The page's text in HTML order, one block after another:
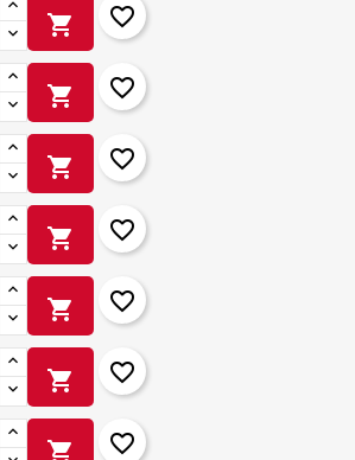
shopping_cart favorite_border
shopping_cart favorite_border
shopping_cart favorite_border
shopping_cart favorite_border
shopping_cart favorite_border
shopping_cart favorite_border
shopping_cart favorite_border